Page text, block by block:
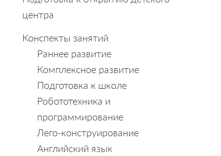
центра
Конспекты занятий
Раннее развитие
Комплексное развитие
Подготовка к школе
Робототехника и
программирование
Лего-конструирование
Английский язык